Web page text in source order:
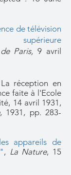
de télévision
Paris, 9 avril
réception en
faite à l'Ecole
14 avril 1931,
, 1931, pp. 283-
appareils de
, La Nature, 15